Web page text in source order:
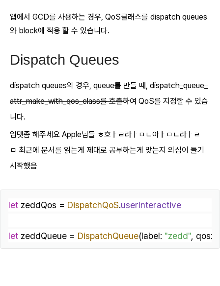
앱에서 GCD를 사용하는 경우, QoS클래스를 dispatch queues
와 block에 적용 할 수 있습니다.
Dispatch Queues
dispatch queues의 경우, queue를 만들 때, dispatch_queue_
attr_make_with_qos_class를 호출하여 QoS를 지정할 수 있습
니다.
업뎃좀 해주세요 Apple님들 ㅎ흐ㅏㄹ라ㅏㅁㄴ아ㅏㅁㄴ라ㅏㄹ
ㅁ 최근에 문서를 읽는게 제대로 공부하는게 맞는지 의심이 들기
시작했음
let zeddQos = DispatchQoS.userInteractive
let zeddQueue = DispatchQueue(label: "zedd" , qos: